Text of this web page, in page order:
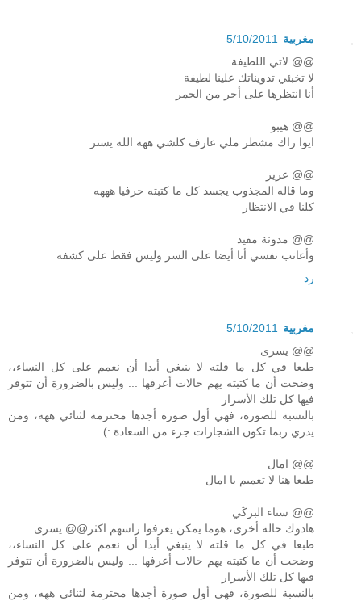
مغربية
5/10/2011
@@ لاتي اللطيفة
لا تخبئي تدويناتك علينا لطيفة
أنا انتظرها على أحر من الجمر
@@ هيبو
ايوا راك مشطر ملي عارف كلشي ههه الله يستر
@@ عزيز
وما قاله المجذوب يجسد كل ما كتبته حرفيا هههه
كلنا في الانتظار
@@ مدونة مفيد
وأعاتب نفسي أنا أيضا على السر وليس فقط على كشفه
رد
مغربية
5/10/2011
@@ يسرى
طبعا في كل ما قلته لا ينبغي أبدا أن نعمم على كل النساء،،
وضحت أن ما كتبته يهم حالات أعرفها ... وليس بالضرورة أن تتوفر
فيها كل تلك الأسرار
بالنسبة للصورة، فهي أول صورة أجدها محترمة لثنائي ههه، ومن
يدري ربما تكون الشجارات جزء من السعادة :)
@@ امال
طبعا هنا لا تعميم يا امال
@@ سناء البرڭي
هادوك حالة أخرى، هوما يمكن يعرفوا راسهم اكثر@@ يسرى
طبعا في كل ما قلته لا ينبغي أبدا أن نعمم على كل النساء،،
وضحت أن ما كتبته يهم حالات أعرفها ... وليس بالضرورة أن تتوفر
فيها كل تلك الأسرار
بالنسبة للصورة، فهي أول صورة أجدها محترمة لثنائي ههه، ومن